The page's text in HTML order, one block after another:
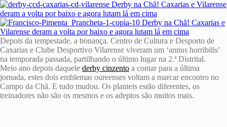
Depois da tempestade, a bonança. Centro de Cultura e Desporto de
Caxarias e Clube Desportivo Vilarense viveram um ‘annus horribilis’
na temporada passada, partilhando o último lugar na 2.ª Distrital.
Meio ano depois daquele derby cinzento a contar para a última
jornada, estes dois emblemas oureenses voltam a marcar encontro no
Campo da Chã. E tudo mudou. Os planteis estão diferentes, os
treinadores não são os mesmos e os adeptos são muitos mais.